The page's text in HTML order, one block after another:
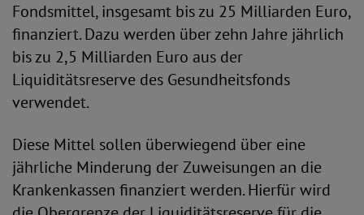
Fondsmittel, insgesamt bis zu 25 Milliarden Euro,
finanziert. Dazu werden über zehn Jahre jährlich
bis zu 2,5 Milliarden Euro aus der
Liquiditätsreserve des Gesundheitsfonds
verwendet.
Diese Mittel sollen überwiegend über eine
jährliche Minderung der Zuweisungen an die
Krankenkassen finanziert werden. Hierfür wird